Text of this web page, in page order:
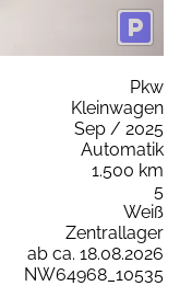
Pkw
Kleinwagen
Sep / 2025
Automatik
1.500 km
5
Weiß
Zentrallager
ab ca. 18.08.2026
NW64968_10535